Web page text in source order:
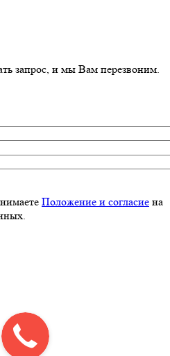
запрос, и мы Вам перезвоним.
Положение и согласие на